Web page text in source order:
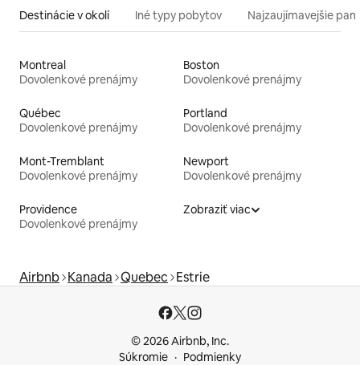
Destinácie v okolí Iné typy pobytov Najzaujímavejšie
Montreal
Dovolenkové prenájmy
Boston
Dovolenkové prenájmy
Québec
Dovolenkové prenájmy
Portland
Dovolenkové prenájmy
Mont-Tremblant
Dovolenkové prenájmy
Newport
Dovolenkové prenájmy
Providence
Dovolenkové prenájmy
Zobraziť viac
Airbnb Kanada Quebec Estrie
© 2026 Airbnb, Inc.
Súkromie
Podmienky